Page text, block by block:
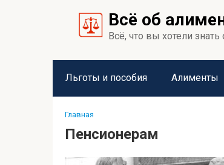
Всё об
Всё, что вы хотели
Льготы и пособия Алименты
Главная
Пенсионерам